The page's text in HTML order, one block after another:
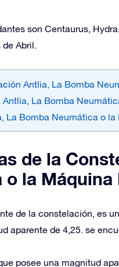
son Centaurus,
Abril.
Antlia, La Bomba
La Bomba
La Bomba Neumática o
de la
la Máquina
de la constelación, es
aparente de 4,25. se
posee una magnitud